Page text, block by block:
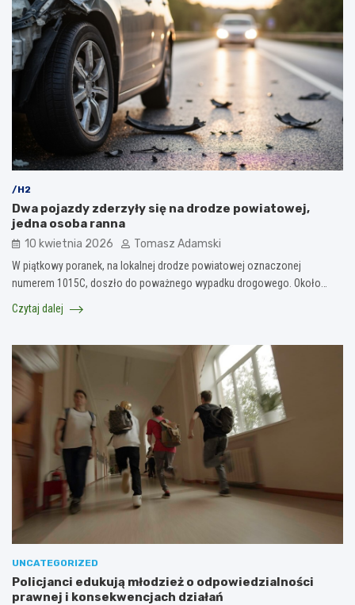
/H2
Dwa pojazdy zderzyły się na drodze powiatowej,
jedna osoba ranna
10 kwietnia 2026 Tomasz Adamski
W piątkowy poranek, na lokalnej drodze powiatowej oznaczonej
numerem 1015C, doszło do poważnego wypadku drogowego. Około…
Czytaj dalej
UNCATEGORIZED
Policjanci edukują młodzież o odpowiedzialności
prawnej i konsekwencjach działań